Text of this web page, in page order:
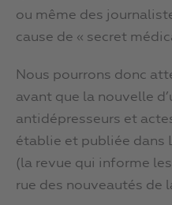
ou même des
cause de « secret
Nous pourrons donc
avant que la nouvelle
antidépresseurs et
établie et publiée dans
(la revue qui informe
rue des nouveautés de